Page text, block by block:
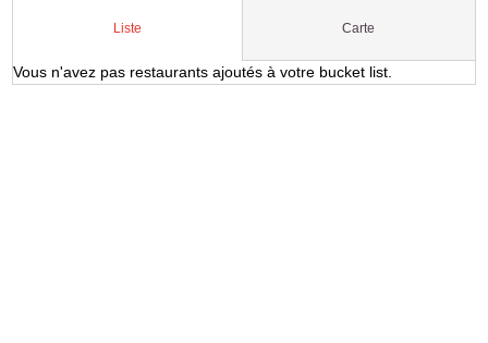
Liste Carte
Vous n'avez pas restaurants ajoutés à votre bucket list.